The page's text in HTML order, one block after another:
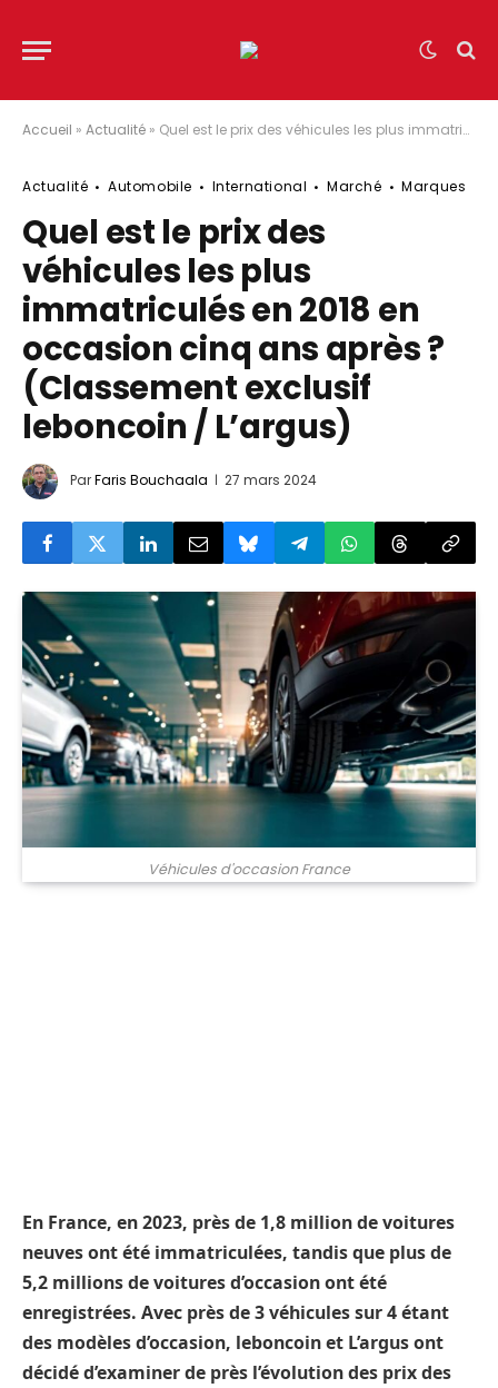
Accueil » Actualité » Quel est le prix des véhicules les plus immatriculés en 2018 en occasion cinq ans après ? (Classement exclusif leboncoin / L’argus)
Actualité Automobile International Marché Marques
Quel est le prix des
véhicules les plus
immatriculés en 2018 en
occasion cinq ans après ?
(Classement exclusif
leboncoin / L’argus)
ParFaris Bouchaala 27 mars 2024
Véhicules d'occasion France
En France, en 2023, près de 1,8 million de voitures
neuves ont été immatriculées, tandis que plus de
5,2 millions de voitures d’occasion ont été
enregistrées. Avec près de 3 véhicules sur 4 étant
des modèles d’occasion, leboncoin et L’argus ont
décidé d’examiner de près l’évolution des prix des